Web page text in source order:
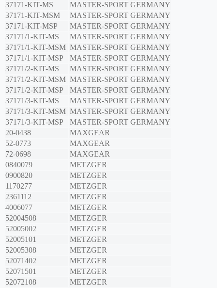
37171-KIT-MS
MASTER-SPORT GERMANY
37171-KIT-MSM
MASTER-SPORT GERMANY
37171-KIT-MSP
MASTER-SPORT GERMANY
37171/1-KIT-MS
MASTER-SPORT GERMANY
37171/1-KIT-MSM MASTER-SPORT GERMANY
37171/1-KIT-MSP
MASTER-SPORT GERMANY
37171/2-KIT-MS
MASTER-SPORT GERMANY
37171/2-KIT-MSM MASTER-SPORT GERMANY
37171/2-KIT-MSP
MASTER-SPORT GERMANY
37171/3-KIT-MS
MASTER-SPORT GERMANY
37171/3-KIT-MSM MASTER-SPORT GERMANY
37171/3-KIT-MSP
MASTER-SPORT GERMANY
20-0438
MAXGEAR
52-0773
MAXGEAR
72-0698
MAXGEAR
0840079
METZGER
0900820
METZGER
1170277
METZGER
2361112
METZGER
4006077
METZGER
52004508
METZGER
52005002
METZGER
52005101
METZGER
52005308
METZGER
52071402
METZGER
52071501
METZGER
52072108
METZGER